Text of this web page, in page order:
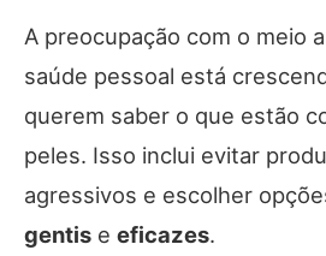
A preocupação com o meio
saúde pessoal está
querem saber o que estão
peles. Isso inclui evitar
agressivos e escolher
gentis e eficazes.